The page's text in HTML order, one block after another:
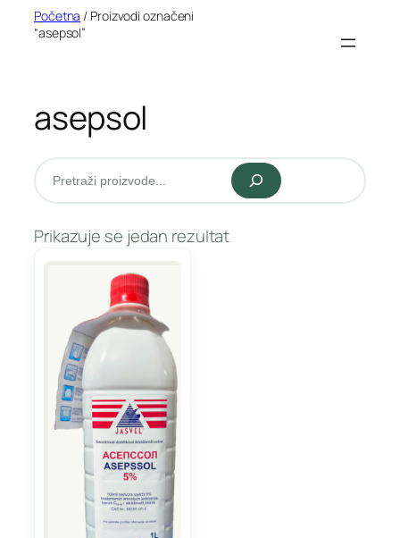
Početna / Proizvodi označeni
“asepsol”
asepsol
Pretraži
Prikazuje se jedan rezultat